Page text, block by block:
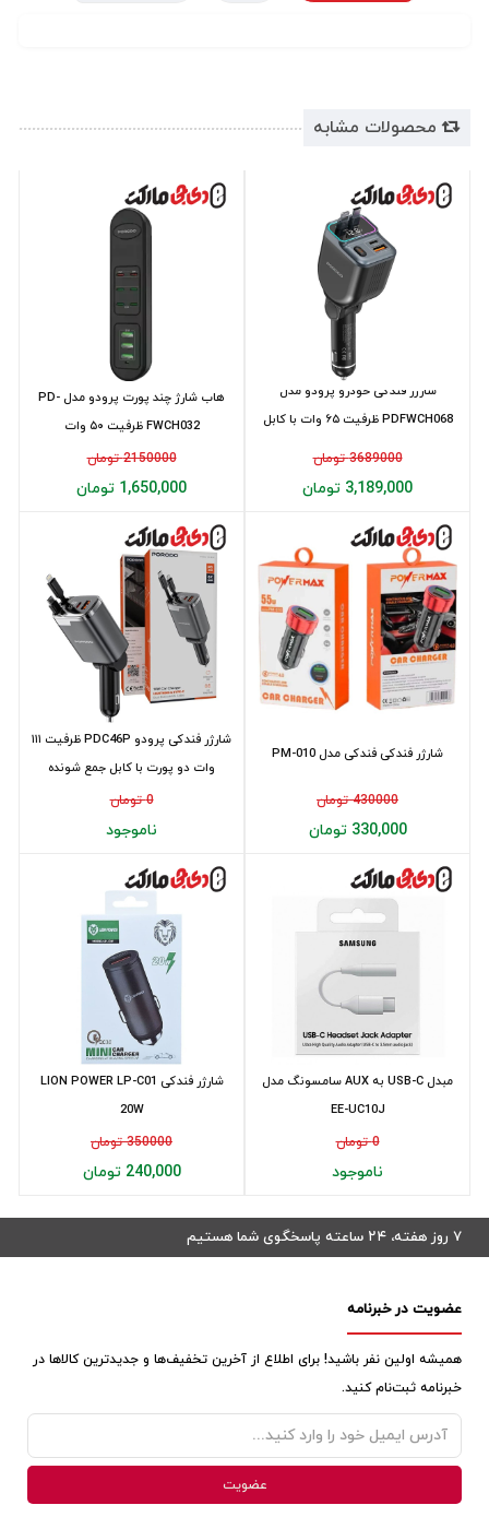
محصولات مشابه
هاب شارژ چند پورت پرودو مدل PD-
FWCH032 ظرفیت ۵۰ وات
2150000 تومان
1,650,000 تومان
شارژر فندکی خودرو پرودو مدل
PDFWCH068 ظرفیت ۶۵ وات با کابل
جمع شونده
3689000 تومان
3,189,000 تومان
شارژر فندکی پرودو PDC46P ظرفیت ۱۱۱
وات دو پورت با کابل جمع شونده
0 تومان
ناموجود
شارژر فندکی فندکی مدل PM-010
430000 تومان
330,000 تومان
شارژر فندکی LION POWER LP-C01
20W
350000 تومان
240,000 تومان
مبدل USB-C به AUX سامسونگ مدل
EE-UC10J
0 تومان
ناموجود
۷ روز هفته، ۲۴ ساعته پاسخگوی شما هستیم
عضویت در خبرنامه
همیشه اولین نفر باشید! برای اطلاع از آخرین تخفیف‌ها و جدیدترین کالاها در
خبرنامه ثبت‌نام کنید.